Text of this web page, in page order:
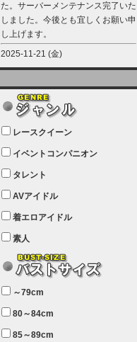
た。サーバーメンテナンス完了いた
しました。今後とも宜しくお願い申
し上げます。
2025-11-21 (金)
【サーバーメンテナンス実施につい
12月21日（日曜日）午前9：00か
ら午前11：00（予定）でサーバー
メンテナンスを実施します。ユーザ
ー様にはご迷惑をおかけしますがご
理解いただけます様、宜しくお願い
致します。
2025-07-05 (土)
【サーバーメンテナンス完了のお知
本日、サーバーメンテナンスのため
ユーザー様には大変ご迷惑をおかけ
しました。無事、メンテナンスが完
致します。
2025-06-11 (水)
レースクイーン
イベントコンパニオン
タレント
AVアイドル
着エロアイドル
素人
～79cm
80～84cm
85～89cm